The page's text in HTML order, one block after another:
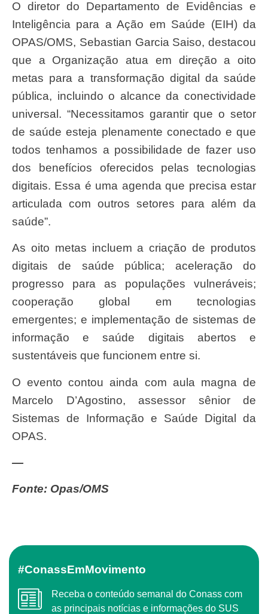
O diretor do Departamento de Evidências e
Inteligência para a Ação em Saúde (EIH) da
OPAS/OMS, Sebastian Garcia Saiso, destacou
que a Organização atua em direção a oito
metas para a transformação digital da saúde
pública, incluindo o alcance da conectividade
universal. “Necessitamos garantir que o setor
de saúde esteja plenamente conectado e que
todos tenhamos a possibilidade de fazer uso
dos benefícios oferecidos pelas tecnologias
digitais. Essa é uma agenda que precisa estar
articulada com outros setores para além da
saúde”.
As oito metas incluem a criação de produtos
digitais de saúde pública; aceleração do
progresso para as populações vulneráveis;
cooperação global em tecnologias
emergentes; e implementação de sistemas de
informação e saúde digitais abertos e
sustentáveis que funcionem entre si.
O evento contou ainda com aula magna de
Marcelo D’Agostino, assessor sênior de
Sistemas de Informação e Saúde Digital da
OPAS.
—
Fonte: Opas/OMS
#ConassEmMovimento
Receba o conteúdo semanal do Conass com
as principais notícias e informações do SUS